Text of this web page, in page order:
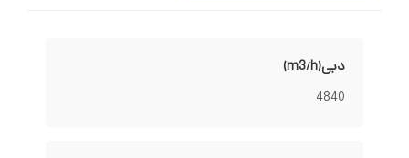
دبی(m3/h)
4840